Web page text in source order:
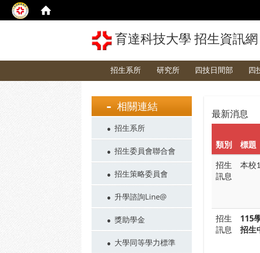
育達科技大學 招生資訊網
招生系所 研究所 四技日間部 四
相關連結
招生系所
招生委員會聯合會
招生策略委員會
升學諮詢Line@
獎助學金
大學同等學力標準
最新消息
類別 標題
招生
訊息
本校
招生
訊息
115
招生